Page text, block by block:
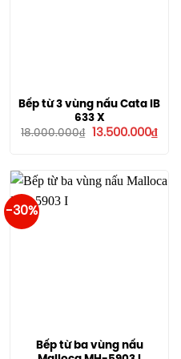
Bếp từ 3 vùng nấu Cata IB
633 X
18.000.000₫
Giá
13.500.000₫Giá
hiện
-30%
Bếp từ ba vùng nấu